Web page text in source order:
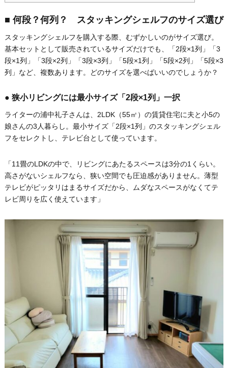
■ 何段？何列？ スタッキングシェルフのサイズ選び
スタッキングシェルフを購入する際、むずかしいのがサイズ選び。
基本セットとして販売されているサイズだけでも、「2段×1列」「3
段×1列」「3段×2列」「3段×3列」「5段×1列」「5段×2列」「5段×3
列」など、複数あります。どのサイズを選べばいいのでしょうか？
● 狭小リビングには最小サイズ「2段×1列」一択
ライターの浦中礼子さんは、2LDK（55㎡）の賃貸住宅に夫と小5の
娘さんの3人暮らし。最小サイズ「2段×1列」のスタッキングシェル
フをセレクトし、テレビ台として使っています。
「11畳のLDKの中で、リビングにあたるスペースは3分の1くらい。
高さがないシェルフなら、狭い空間でも圧迫感がありません。薄型
テレビがピッタリはまるサイズだから、ムダなスペースがなくてテ
レビ周りを広く使えています」